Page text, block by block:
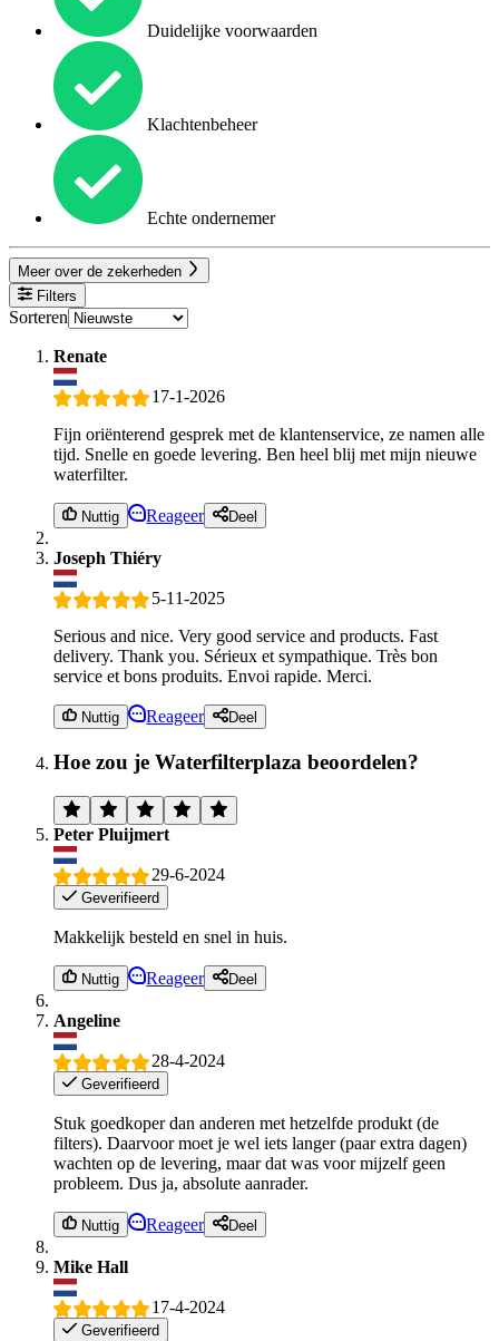
Duidelijke voorwaarden
Klachtenbeheer
Echte ondernemer
Meer over de zekerheden
Filters
Sorteren
Renate
17-1-2026
Fijn oriënterend gesprek met de klantenservice, ze namen alle
tijd. Snelle en goede levering. Ben heel blij met mijn nieuwe
waterfilter.
Nuttig Reageer Deel
Joseph Thiéry
5-11-2025
Serious and nice. Very good service and products. Fast
delivery. Thank you. Sérieux et sympathique. Très bon
service et bons produits. Envoi rapide. Merci.
Nuttig Reageer Deel
Hoe zou je Waterfilterplaza beoordelen?
Peter Pluijmert
29-6-2024
Geverifieerd
Makkelijk besteld en snel in huis.
Nuttig Reageer Deel
Angeline
28-4-2024
Geverifieerd
Stuk goedkoper dan anderen met hetzelfde produkt (de
filters). Daarvoor moet je wel iets langer (paar extra dagen)
wachten op de levering, maar dat was voor mijzelf geen
probleem. Dus ja, absolute aanrader.
Nuttig Reageer Deel
Mike Hall
17-4-2024
Geverifieerd